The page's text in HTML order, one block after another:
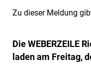
Zu dieser Meldung
Die WEBERZEILE
laden am Freitag,